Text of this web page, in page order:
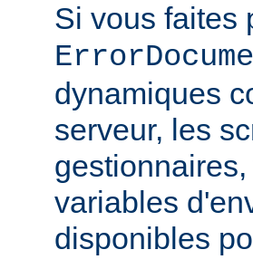
Si vous faites
dynamiques
serveur, les
variables
disponibles